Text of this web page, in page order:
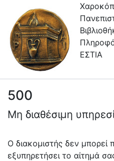
ΕΣΤΙΑ
Πληροφορίες
Επικοινωνία
Υπηρεσίες
Αυτοαπόθεσης
500
Μη διαθέσιμη
Ο διακομιστής δεν μπορεί
εξυπηρετήσει το αίτημά